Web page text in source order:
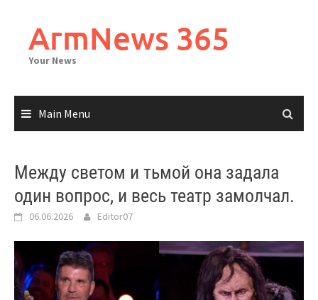
contentArmNews 365
Your News
Main Menu
Между светом и тьмой она задала
один вопрос, и весь театр замолчал.
06.06.2026 Editor07